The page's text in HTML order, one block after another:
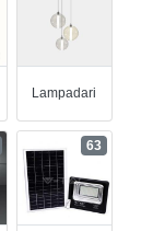
Lampadari
63